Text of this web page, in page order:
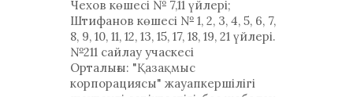
Чехов көшесі № 7,11 үйлері;
Штифанов көшесі № 1, 2, 3, 4, 5, 6, 7,
8, 9, 10, 11, 12, 13, 15, 17, 18, 19, 21 үйлері.
№211 сайлау учаскесі
Орталығы: "Қазақмыс
корпорациясы" жауапкершілігі